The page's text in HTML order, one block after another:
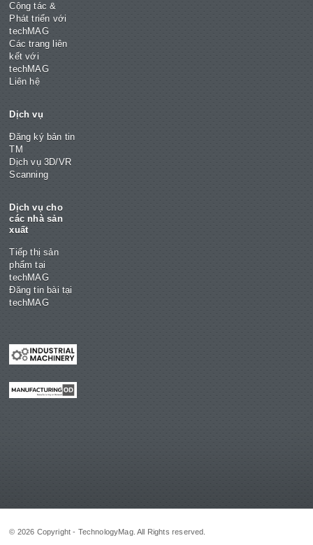
Cộng tác &
Phát triển với
techMAG
Các trang liên
kết với
techMAG
Liên hệ
Dịch vụ
Đăng ký bản tin
TM
Dịch vụ 3D/VR
Scanning
Dịch vụ cho
các nhà sản
xuất
Tiếp thị sản
phẩm tại
techMAG
Đăng tin bài tại
techMAG
© 2026 Copyright - TechnologyMag. All Rights reserved.